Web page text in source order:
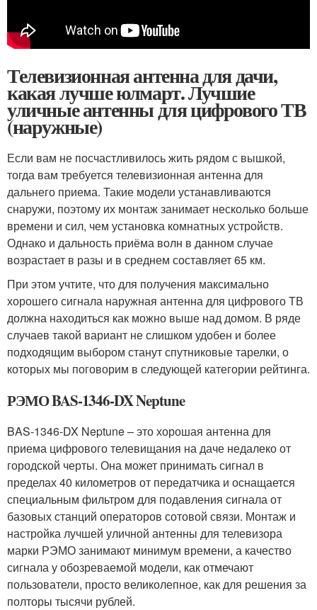
Телевизионная антенна для дачи,
какая лучше юлмарт. Лучшие
уличные антенны для цифрового ТВ
(наружные)
Если вам не посчастливилось жить рядом с вышкой,
тогда вам требуется телевизионная антенна для
дальнего приема. Такие модели устанавливаются
снаружи, поэтому их монтаж занимает несколько больше
времени и сил, чем установка комнатных устройств.
Однако и дальность приёма волн в данном случае
возрастает в разы и в среднем составляет 65 км.
При этом учтите, что для получения максимально
хорошего сигнала наружная антенна для цифрового ТВ
должна находиться как можно выше над домом. В ряде
случаев такой вариант не слишком удобен и более
подходящим выбором станут спутниковые тарелки, о
которых мы поговорим в следующей категории рейтинга.
РЭМО BAS-1346-DX Neptune
BAS-1346-DX Neptune – это хорошая антенна для
приема цифрового телевищания на даче недалеко от
городской черты. Она может принимать сигнал в
пределах 40 километров от передатчика и оснащается
специальным фильтром для подавления сигнала от
базовых станций операторов сотовой связи. Монтаж и
настройка лучшей уличной антенны для телевизора
марки РЭМО занимают минимум времени, а качество
сигнала у обозреваемой модели, как отмечают
пользователи, просто великолепное, как для решения за
полторы тысячи рублей.